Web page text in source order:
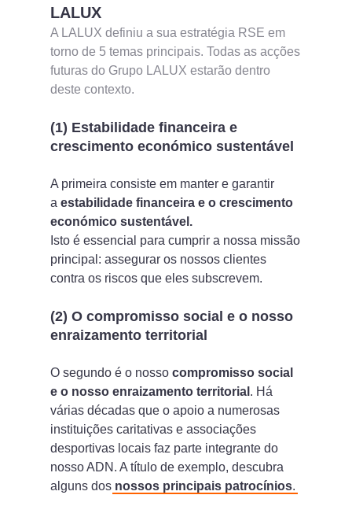
LALUX
A LALUX definiu a sua estratégia RSE em
torno de 5 temas principais. Todas as acções
futuras do Grupo LALUX estarão dentro
deste contexto.
(1) Estabilidade financeira e
crescimento económico sustentável
A primeira consiste em manter e garantir
a estabilidade financeira e o crescimento
económico sustentável.
Isto é essencial para cumprir a nossa missão
principal: assegurar os nossos clientes
contra os riscos que eles subscrevem.
(2) O compromisso social e o nosso
enraizamento territorial
O segundo é o nosso compromisso social
e o nosso enraizamento territorial . Há
várias décadas que o apoio a numerosas
instituições caritativas e associações
desportivas locais faz parte integrante do
nosso ADN. A título de exemplo, descubra
alguns dos nossos principais patrocínios.